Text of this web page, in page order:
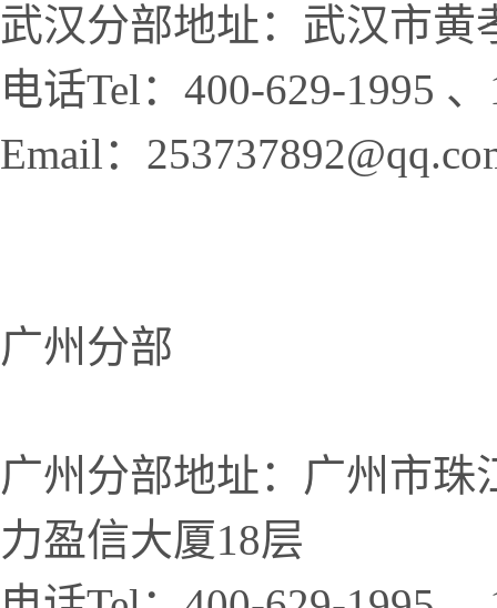
武汉分部地址：武汉市黄
电话Tel：400-629-1995
Email：
广州分部
广州分部地址：广州市
力盈信大厦18层